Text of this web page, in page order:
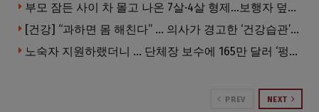
부모 잠든 사이 차 몰고 나온 7살·4살 형제…보행자 덮쳐 중태
[건강] “과하면 몸 해친다” … 의사가 경고한 ‘건강습관’ 5가지
노숙자 지원하랬더니 … 단체장 보수에 165만 달러 ‘펑펑’
PREV NEXT